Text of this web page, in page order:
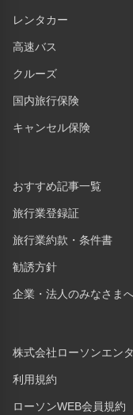
レンタカー
高速バス
クルーズ
国内旅行保険
キャンセル保険
おすすめ記事一覧
旅行業登録証
旅行業約款・条件書
勧誘方針
企業・法人のみなさま
株式会社ローソンエン
利用規約
ローソンWEB会員規約